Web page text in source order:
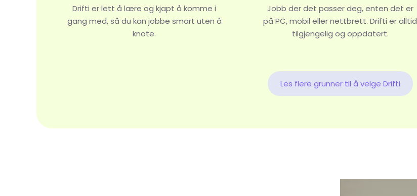
Drifti er lett å lære og kjapt å komme i
gang med, så du kan jobbe smart uten å
knote.
Jobb der det passer deg, enten det er
på PC, mobil eller nettbrett. Drifti er alltid
tilgjengelig og oppdatert.
Les flere grunner til å velge Drifti